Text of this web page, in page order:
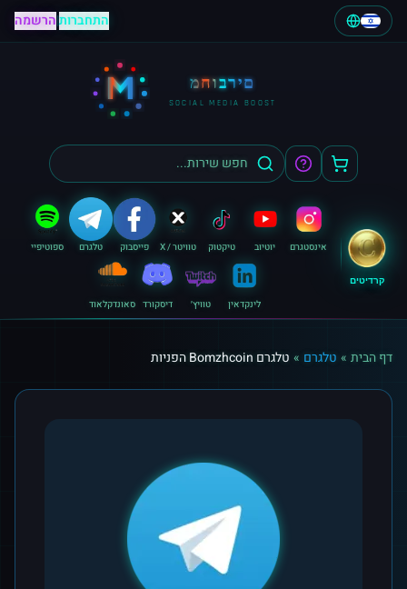
התחברות|הרשמה
M מחוברים
SOCIAL MEDIA BOOST
קרדיטים
אינסטגרם יוטיוב טיקטוק טוויטר / X פייסבוק טלגרם ספוטיפיי
לינקדאין טוויץ׳ דיסקורד סאונדקלאוד
דף הבית » טלגרם » טלגרם Bomzhcoin הפניות